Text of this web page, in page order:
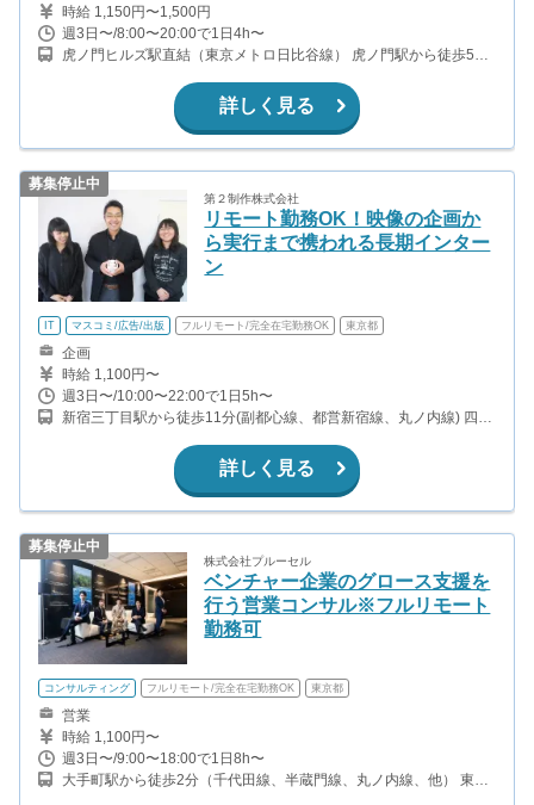
時給 1,150円〜1,500円
週3日〜/8:00〜20:00で1日4h〜
虎ノ門ヒルズ駅直結（東京メトロ日比谷線） 虎ノ門駅から徒歩5分
詳しく見る
募集停止中
第２制作株式会社
リモート勤務OK！映像の企画か
ら実行まで携われる長期インター
ン
IT マスコミ/広告/出版 フルリモート/完全在宅勤務OK 東京都
企画
時給 1,100円〜
週3日〜/10:00〜22:00で1日5h〜
新宿三丁目駅から徒歩11分(副都心線、都営新宿線、丸ノ内線) 四谷
線) 曙橋駅から徒歩11分(都営新宿線)
詳しく見る
募集停止中
株式会社プルーセル
ベンチャー企業のグロース支援を
行う営業コンサル※フルリモート
勤務可
コンサルティング フルリモート/完全在宅勤務OK 東京都
営業
時給 1,100円〜
週3日〜/9:00〜18:00で1日8h〜
大手町駅から徒歩2分（千代田線、半蔵門線、丸ノ内線、他） 東京